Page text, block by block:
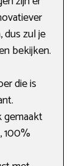
dus zul je
bekijken.
die is
gemaakt
100%